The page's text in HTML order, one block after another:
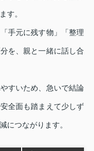
す。
手元に残す物」「整理
を、親と一緒に話し合
すいため、急いで結論
全面も踏まえて少しず
につながります。